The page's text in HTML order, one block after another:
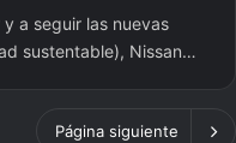
a seguir las nuevas
sustentable), Nissan…
Página siguiente